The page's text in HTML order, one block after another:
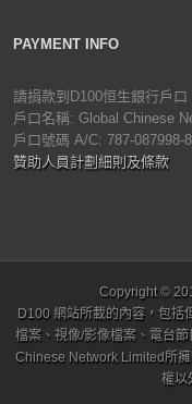
PAYMENT INFO
請捐款到D100恒生銀行戶口
戶口名稱: Global Chinese
戶口號碼 A/C: 787-087998-
贊助人員計劃細則及條款
Copyright ©
D100 網站所載的內容，包括
檔案、視像/影像檔案、電台
Chinese Network Limited所
權以